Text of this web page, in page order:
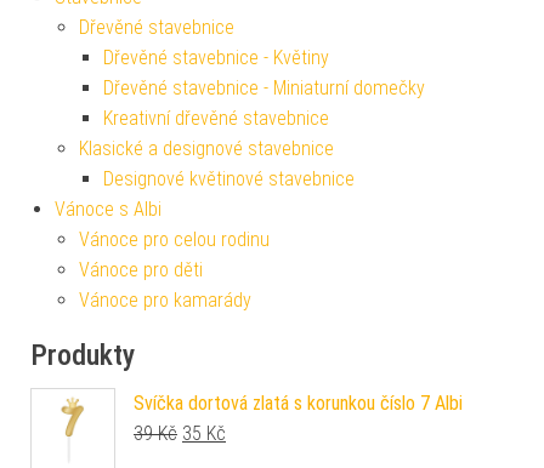
Dřevěné stavebnice
Dřevěné stavebnice - Květiny
Dřevěné stavebnice - Miniaturní domečky
Kreativní dřevěné stavebnice
Klasické a designové stavebnice
Designové květinové stavebnice
Vánoce s Albi
Vánoce pro celou rodinu
Vánoce pro děti
Vánoce pro kamarády
Produkty
Svíčka dortová zlatá s korunkou číslo 7 Albi
39Kč Původní cena byla: 39 Kč.
35 Kč